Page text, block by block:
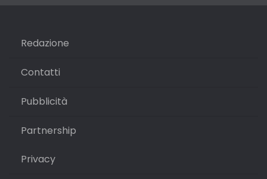
Redazione
Contatti
Pubblicità
Partnership
Privacy